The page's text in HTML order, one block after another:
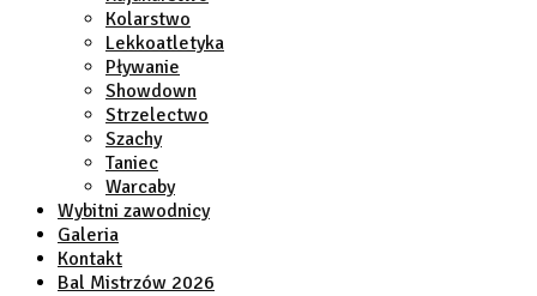
Kolarstwo
Lekkoatletyka
Pływanie
Showdown
Strzelectwo
Szachy
Taniec
Warcaby
Wybitni zawodnicy
Galeria
Kontakt
Bal Mistrzów 2026